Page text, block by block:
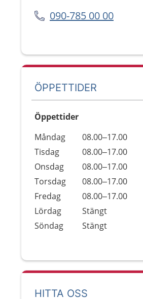
090-785 00 00
ÖPPETTIDER
Öppettider
Dag
Öppettider
Kommentarer
Måndag
08.00–17.00
Tisdag
08.00–17.00
Onsdag
08.00–17.00
Torsdag
08.00–17.00
Fredag
08.00–17.00
Lördag
Stängt
Söndag
Stängt
HITTA OSS